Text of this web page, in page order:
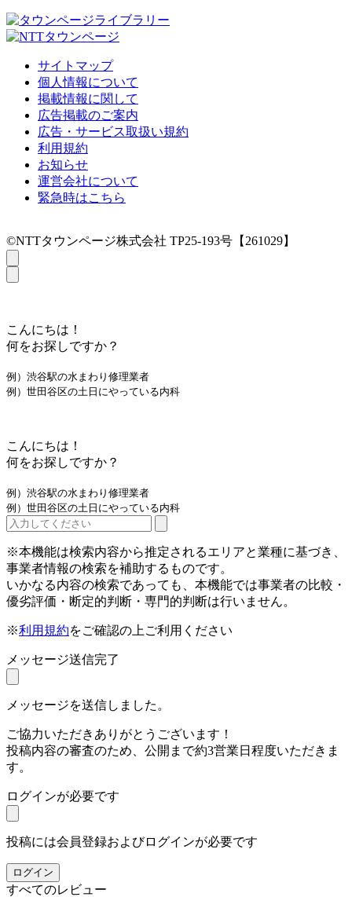
サイトマップ
個人情報について
掲載情報に関して
広告掲載のご案内
広告・サービス取扱い規約
利用規約
お知らせ
運営会社について
緊急時はこちら
©NTTタウンページ株式会社 TP25-193号【261029】
こんにちは！
何をお探しですか？
例）渋谷駅の水まわり修理業者
例）世田谷区の土日にやっている内科
こんにちは！
何をお探しですか？
例）渋谷駅の水まわり修理業者
例）世田谷区の土日にやっている内科
※本機能は検索内容から推定されるエリアと業種に基づき、
事業者情報の検索を補助するものです。
いかなる内容の検索であっても、本機能では事業者の比較・
優劣評価・断定的判断・専門的判断は行いません。
※利用規約をご確認の上ご利用ください
メッセージ送信完了
メッセージを送信しました。
ご協力いただきありがとうございます！
投稿内容の審査のため、公開まで約3営業日程度いただきま
す。
ログインが必要です
投稿には会員登録およびログインが必要です
ログイン
すべてのレビュー